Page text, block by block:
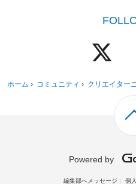
ホーム › コミュニティ › クリエイター
Powered by
編集部へメッセージ 個